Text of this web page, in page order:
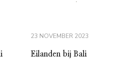
23 NOVEMBER 2023
Eilanden bij Bali